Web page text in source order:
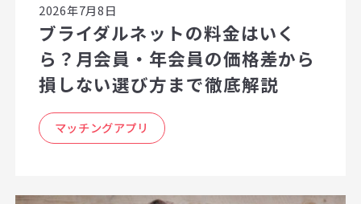
2026年7月8日
ブライダルネットの料金はいく
ら？月会員・年会員の価格差から
損しない選び方まで徹底解説
マッチングアプリ